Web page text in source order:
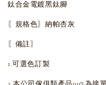
鈦合金電鍍黑鈦腳
〖規格色〗納帕杏灰
〖備註〗
1.可選色訂製